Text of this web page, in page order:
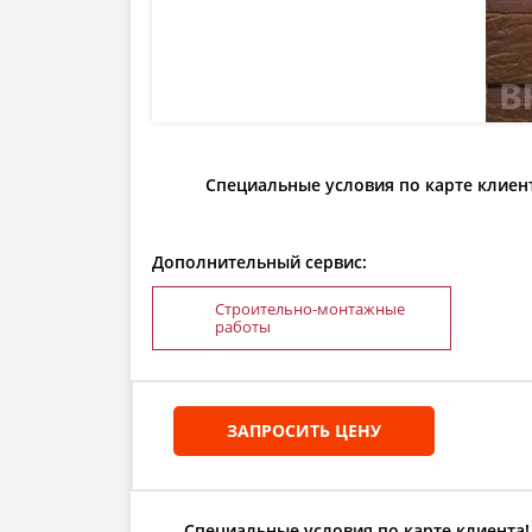
Специальные условия по карте
Дополнительный сервис:
Строительно-монтажные
работы
ЗАПРОСИТЬ ЦЕНУ